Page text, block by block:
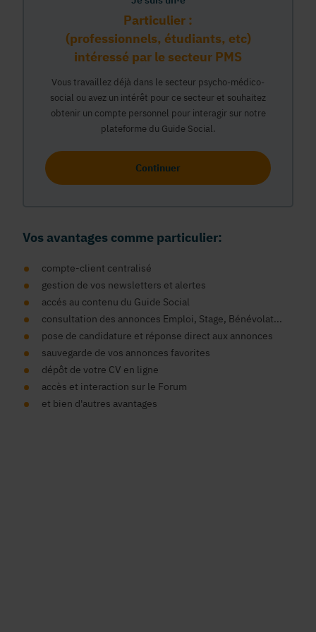
Particulier :
(professionnels, étudiants, etc)
intéressé par le secteur PMS
Vous travaillez déjà dans le secteur psycho-médico-
social ou avez un intérêt pour ce secteur et souhaitez
obtenir un compte personnel pour interagir sur notre
plateforme du Guide Social.
Continuer
Vos avantages comme particulier:
compte-client centralisé
gestion de vos newsletters et alertes
accés au contenu du Guide Social
consultation des annonces Emploi, Stage, Bénévolat...
pose de candidature et réponse direct aux annonces
sauvegarde de vos annonces favorites
dépôt de votre CV en ligne
accès et interaction sur le Forum
et bien d'autres avantages